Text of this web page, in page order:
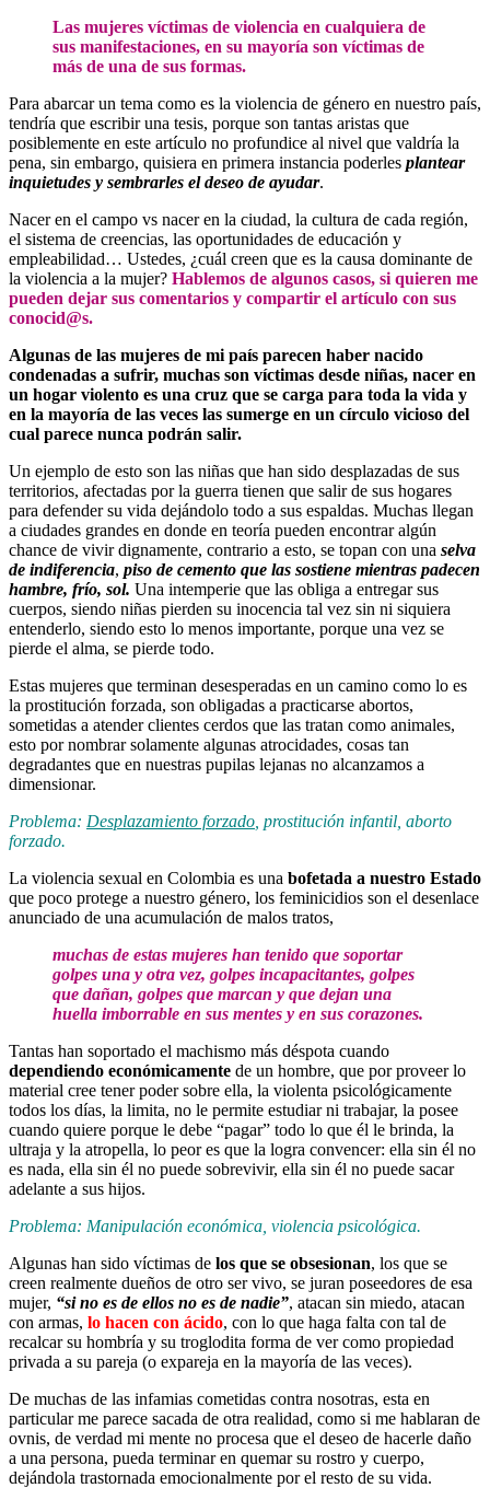
Las mujeres víctimas de violencia en cualquiera de
sus manifestaciones, en su mayoría son víctimas de
más de una de sus formas.
Para abarcar un tema como es la violencia de género en nuestro país,
tendría que escribir una tesis, porque son tantas aristas que
posiblemente en este artículo no profundice al nivel que valdría la
pena, sin embargo, quisiera en primera instancia poderles plantear
inquietudes y sembrarles el deseo de ayudar.
Nacer en el campo vs nacer en la ciudad, la cultura de cada región,
el sistema de creencias, las oportunidades de educación y
empleabilidad… Ustedes, ¿cuál creen que es la causa dominante de
la violencia a la mujer? Hablemos de algunos casos, si quieren me
pueden dejar sus comentarios y compartir el artículo con sus
conocid@s.
Algunas de las mujeres de mi país parecen haber nacido
condenadas a sufrir, muchas son víctimas desde niñas, nacer en
un hogar violento es una cruz que se carga para toda la vida y
en la mayoría de las veces las sumerge en un círculo vicioso del
cual parece nunca podrán salir.
Un ejemplo de esto son las niñas que han sido desplazadas de sus
territorios, afectadas por la guerra tienen que salir de sus hogares
para defender su vida dejándolo todo a sus espaldas. Muchas llegan
a ciudades grandes en donde en teoría pueden encontrar algún
chance de vivir dignamente, contrario a esto, se topan con una selva
de indiferencia, piso de cemento que las sostiene mientras padecen
hambre, frío, sol. Una intemperie que las obliga a entregar sus
cuerpos, siendo niñas pierden su inocencia tal vez sin ni siquiera
entenderlo, siendo esto lo menos importante, porque una vez se
pierde el alma, se pierde todo.
Estas mujeres que terminan desesperadas en un camino como lo es
la prostitución forzada, son obligadas a practicarse abortos,
sometidas a atender clientes cerdos que las tratan como animales,
esto por nombrar solamente algunas atrocidades, cosas tan
degradantes que en nuestras pupilas lejanas no alcanzamos a
dimensionar.
Problema: Desplazamiento forzado , prostitución infantil, aborto
forzado.
La violencia sexual en Colombia es una bofetada a nuestro Estado
que poco protege a nuestro género, los feminicidios son el desenlace
anunciado de una acumulación de malos tratos,
muchas de estas mujeres han tenido que soportar
golpes una y otra vez, golpes incapacitantes, golpes
que dañan, golpes que marcan y que dejan una
huella imborrable en sus mentes y en sus corazones.
Tantas han soportado el machismo más déspota cuando
dependiendo económicamente de un hombre, que por proveer lo
material cree tener poder sobre ella, la violenta psicológicamente
todos los días, la limita, no le permite estudiar ni trabajar, la posee
cuando quiere porque le debe “pagar” todo lo que él le brinda, la
ultraja y la atropella, lo peor es que la logra convencer: ella sin él no
es nada, ella sin él no puede sobrevivir, ella sin él no puede sacar
adelante a sus hijos.
Problema: Manipulación económica, violencia psicológica.
Algunas han sido víctimas de los que se obsesionan, los que se
creen realmente dueños de otro ser vivo, se juran poseedores de esa
mujer, “si no es de ellos no es de nadie”, atacan sin miedo, atacan
con armas, lo hacen con ácido, con lo que haga falta con tal de
recalcar su hombría y su troglodita forma de ver como propiedad
privada a su pareja (o expareja en la mayoría de las veces).
De muchas de las infamias cometidas contra nosotras, esta en
particular me parece sacada de otra realidad, como si me hablaran de
ovnis, de verdad mi mente no procesa que el deseo de hacerle daño
a una persona, pueda terminar en quemar su rostro y cuerpo,
dejándola trastornada emocionalmente por el resto de su vida.